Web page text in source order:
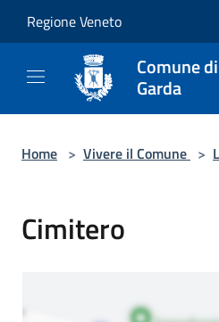
Regione Veneto
Comune
Garda
Home > Vivere il Comune >
Cimitero